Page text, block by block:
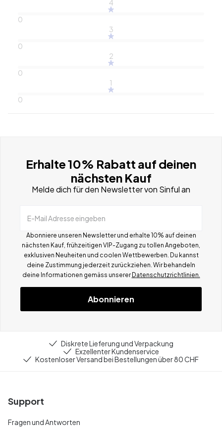
4
0
3
0
2
0
1
0
Erhalte 10% Rabatt auf deinen
nächsten Kauf
Melde dich für den Newsletter von Sinful an
E-Mail Adresse eingeben
Abonniere unseren Newsletter und erhalte 10% auf deinen
nächsten Kauf, frühzeitigen VIP-Zugang zu tollen Angeboten,
exklusiven Neuheiten und coolen Wettbewerben. Du kannst
deine Zustimmung jederzeit zurückziehen. Wir behandeln
deine Informationen gemäss unserer Datenschutzrichtlinien.
Abonnieren
Diskrete Lieferung und Verpackung
Exzellenter Kundenservice
Kostenloser Versand bei Bestellungen über 80 CHF
Support
Fragen und Antworten